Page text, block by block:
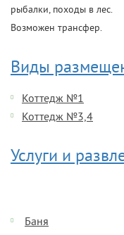
рыбалки, походы в лес.
Возможен трансфер.
Виды
Коттедж №1
Коттедж №3,4
Услуги и
Баня